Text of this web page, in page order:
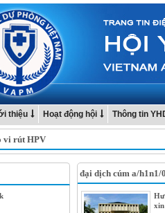
thiệu Hoạt động hội Thông tin
vi rút HPV
đại dịch cúm a/h1n1/